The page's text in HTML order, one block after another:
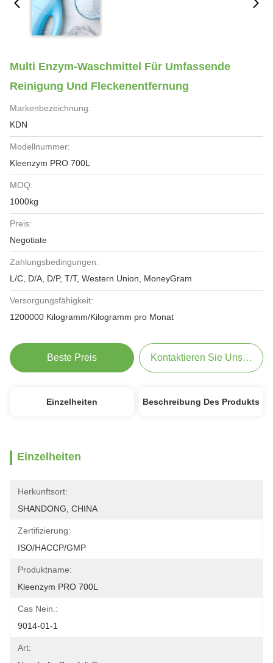
Multi Enzym-Waschmittel Für Umfassende
Reinigung Und Fleckenentfernung
Markenbezeichnung:
KDN
Modellnummer:
Kleenzym PRO 700L
MOQ:
1000kg
Preis:
Negotiate
Zahlungsbedingungen:
L/C, D/A, D/P, T/T, Western Union, MoneyGram
Versorgungsfähigkeit:
1200000 Kilogramm/Kilogramm pro Monat
Beste Preis Kontaktieren Sie Uns Jetzt
Einzelheiten Beschreibung Des Produkts
Einzelheiten
Herkunftsort:
SHANDONG, CHINA
Zertifizierung:
ISO/HACCP/GMP
Produktname:
Kleenzym PRO 700L
Cas Nein.:
9014-01-1
Art: